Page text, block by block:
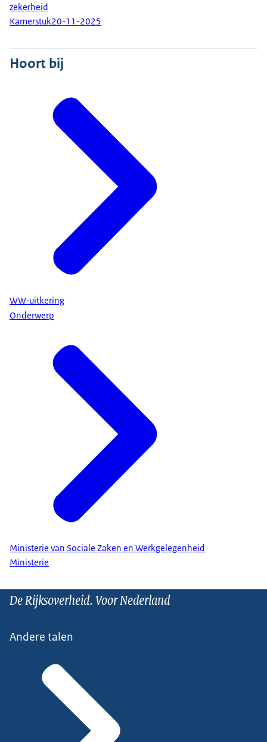
zekerheid
Kamerstuk20-11-2025
Hoort bij
WW-uitkering
Onderwerp
Ministerie van Sociale Zaken en Werkgelegenheid
Ministerie
De Rijksoverheid. Voor Nederland
Andere talen